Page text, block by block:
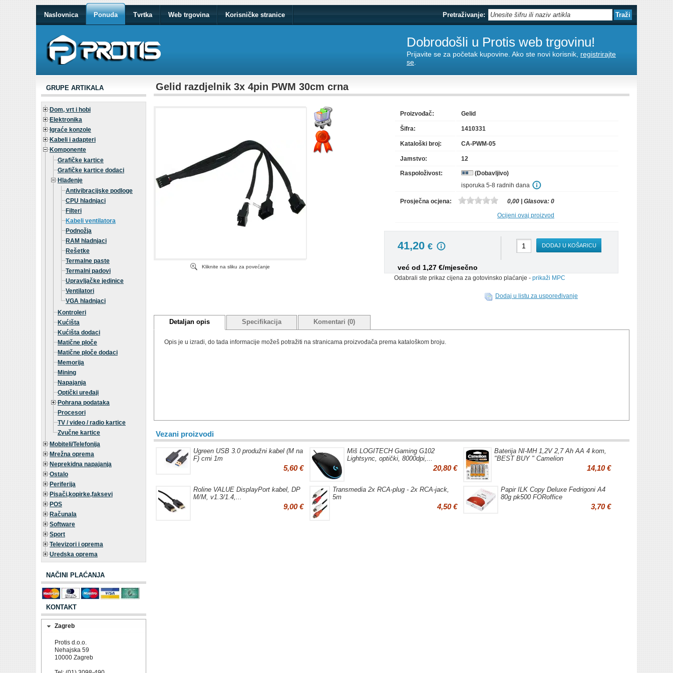
Naslovnica Ponuda Tvrtka Web trgovina Korisničke stranice Pretraživanje:
Dobrodošli u Protis web trgovinu!
Prijavite se za početak kupovine. Ako ste novi korisnik, registrirajte
se
GRUPE ARTIKALA
Dom, vrt i hobi
Elektronika
Igraće konzole
Kabeli i adapteri
Komponente
Grafičke kartice
Grafičke kartice dodaci
Hlađenje
Antivibracijske podloge
CPU hladnjaci
Filteri
Kabeli ventilatora
Podnožja
RAM hladnjaci
Rešetke
Termalne paste
Termalni padovi
Upravljačke jedinice
Ventilatori
VGA hladnjaci
Kontroleri
Kućišta
Kućišta dodaci
Matične ploče
Matične ploče dodaci
Memorija
Mining
Napajanja
Optički uređaji
Pohrana podataka
Procesori
TV / video / radio kartice
Zvučne kartice
Mobiteli/Telefonija
Mrežna oprema
Neprekidna napajanja
Ostalo
Periferija
Pisači,kopirke,faksevi
POS
Računala
Software
Sport
Televizori i oprema
Uredska oprema
NAČINI PLAĆANJA
KONTAKT
Zagreb
Protis d.o.o.
Nehajska 59
10000 Zagreb
Gelid razdjelnik 3x 4pin PWM 30cm crna
Kliknite na sliku za povećanje
Proizvođač: Gelid
Šifra: 1410331
Kataloški broj: CA-PWM-05
Jamstvo: 12
Raspoloživost:
(Dobavljivo)
isporuka 5-8 radnih dana
Prosječna ocjena: 0,00 | Glasova: 0
Ocijeni ovaj proizvod
41,20 €
već od 1,27 €/mjesečno
DODAJ U KOŠARICU
Odabrali ste prikaz cijena za gotovinsko plaćanje - prikaži MPC
Dodaj u listu za uspoređivanje
Detaljan opis Specifikacija Komentari (0)
Opis je u izradi, do tada informacije možeš potražiti na stranicama proizvođača prema kataloškom broju.
Vezani proizvodi
Ugreen USB 3.0 produžni kabel (M na
F) crni 1m
5,60 €
Miš LOGITECH Gaming G102
Lightsync, optički, 8000dpi,...
20,80 €
Baterija NI-MH 1,2V 2,7 Ah AA 4 kom,
"BEST BUY " Camelion
14,10 €
Roline VALUE DisplayPort kabel, DP
M/M, v1.3/1.4,...
9,00 €
Transmedia 2x RCA-plug - 2x RCA-jack,
5m
4,50 €
Papir ILK Copy Deluxe Fedrigoni A4
80g pk500 FORoffice
3,70 €